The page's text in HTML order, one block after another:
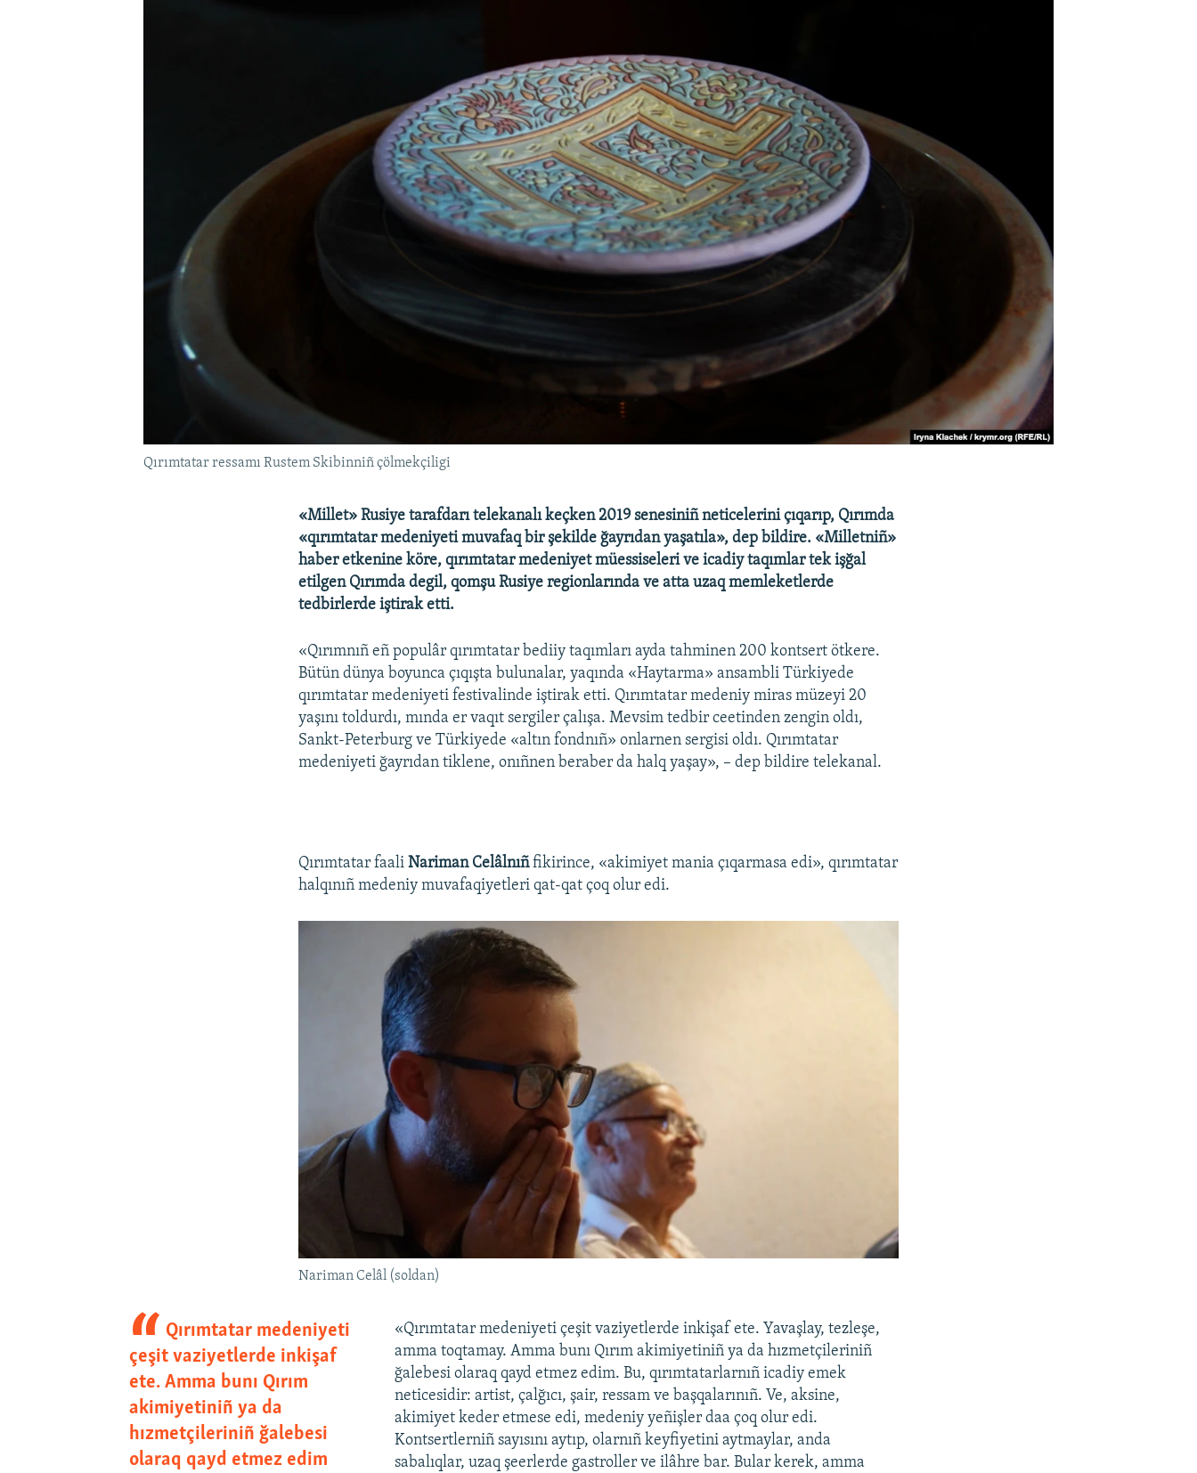
Qırımtatar ressamı Rustem Skibinniñ çölmekçiligi
«Millet» Rusiye tarafdarı telekanalı keçken 2019 senesiniñ neticelerini çıqarıp, Qırımda
«qırımtatar medeniyeti muvafaq bir şekilde ğayrıdan yaşatıla», dep bildire. «Milletniñ»
haber etkenine köre, qırımtatar medeniyet müessiseleri ve icadiy taqımlar tek işğal
etilgen Qırımda degil, qomşu Rusiye regionlarında ve atta uzaq memleketlerde
tedbirlerde iştirak etti.
«Qırımnıñ eñ populâr qırımtatar bediiy taqımları ayda tahminen 200 kontsert ötkere.
Bütün dünya boyunca çıqışta bulunalar, yaqında «Haytarma» ansambli Türkiyede
qırımtatar medeniyeti festivalinde iştirak etti. Qırımtatar medeniy miras müzeyi 20
yaşını toldurdı, mında er vaqıt sergiler çalışa. Mevsim tedbir ceetinden zengin oldı,
Sankt-Peterburg ve Türkiyede «altın fondnıñ» onlarnen sergisi oldı. Qırımtatar
medeniyeti ğayrıdan tiklene, onıñnen beraber da halq yaşay», – dep bildire telekanal.
Qırımtatar faaliNariman Celâlnıñfikirince, «akimiyet mania çıqarmasa edi», qırımtatar
halqınıñ medeniy muvafaqiyetleri qat-qat çoq olur edi.
Nariman Celâl (soldan)
Qırımtatar medeniyeti
çeşit vaziyetlerde inkişaf
ete. Amma bunı Qırım
akimiyetiniñ ya da
hızmetçileriniñ ğalebesi
olaraq qayd etmez edim
«Qırımtatar medeniyeti çeşit vaziyetlerde inkişaf ete. Yavaşlay, tezleşe,
amma toqtamay. Amma bunı Qırım akimiyetiniñ ya da hızmetçileriniñ
ğalebesi olaraq qayd etmez edim. Bu, qırımtatarlarnıñ icadiy emek
neticesidir: artist, çalğıcı, şair, ressam ve başqalarınıñ. Ve, aksine,
akimiyet keder etmese edi, medeniy yeñişler daa çoq olur edi.
Kontsertlerniñ sayısını aytıp, olarnıñ keyfiyetini aytmaylar, anda
sabalıqlar, uzaq şeerlerde gastroller ve ilâhre bar. Bular kerek, amma